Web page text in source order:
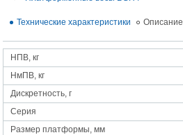
Технические характеристики Описание
НПВ, кг
НмПВ, кг
Дискретность, г
Серия
Размер платформы, мм